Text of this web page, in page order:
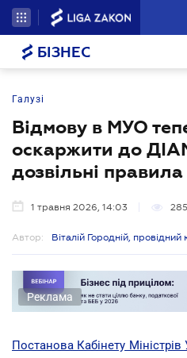
БІЗНЕС
Галузі
Відмову в МУО
оскаржити до
дозвільні
1 травня 2026, 14:03 285
Автор: Віталій Городній,
Реклама
Постанова Кабінету